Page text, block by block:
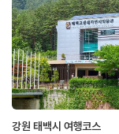
강원 태백시 여행코스